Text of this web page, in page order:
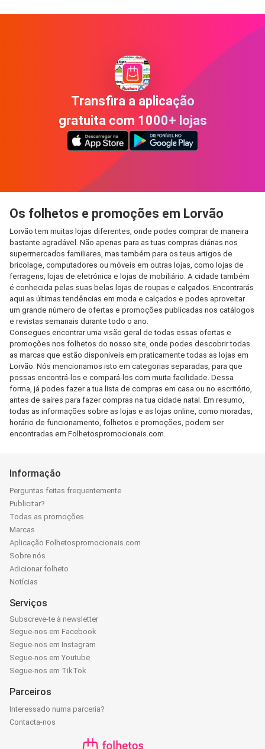
Transfira a aplicação
gratuita com 1000+ lojas
Os folhetos e promoções em Lorvão
Lorvão tem muitas lojas diferentes, onde podes comprar de maneira
bastante agradável. Não apenas para as tuas compras diárias nos
supermercados familiares, mas também para os teus artigos de
bricolage, computadores ou móveis em outras lojas, como lojas de
ferragens, lojas de eletrónica e lojas de mobiliário. A cidade também
é conhecida pelas suas belas lojas de roupas e calçados. Encontrarás
aqui as últimas tendências em moda e calçados e podes aproveitar
um grande número de ofertas e promoções publicadas nos catálogos
e revistas semanais durante todo o ano.
Consegues encontrar uma visão geral de todas essas ofertas e
promoções nos folhetos do nosso site, onde podes descobrir todas
as marcas que estão disponíveis em praticamente todas as lojas em
Lorvão. Nós mencionamos isto em categorias separadas, para que
possas encontrá-los e compará-los com muita facilidade. Dessa
forma, já podes fazer a tua lista de compras em casa ou no escritório,
antes de saires para fazer compras na tua cidade natal. Em resumo,
todas as informações sobre as lojas e as lojas online, como moradas,
horário de funcionamento, folhetos e promoções, podem ser
encontradas em Folhetospromocionais.com.
Informação
Perguntas feitas frequentemente
Publicitar?
Todas as promoções
Marcas
Aplicação Folhetospromocionais.com
Sobre nós
Adicionar folheto
Notícias
Serviços
Subscreve-te à newsletter
Segue-nos em Facebook
Segue-nos em Instagram
Segue-nos em Youtube
Segue-nos em TikTok
Parceiros
Interessado numa parceria?
Contacta-nos